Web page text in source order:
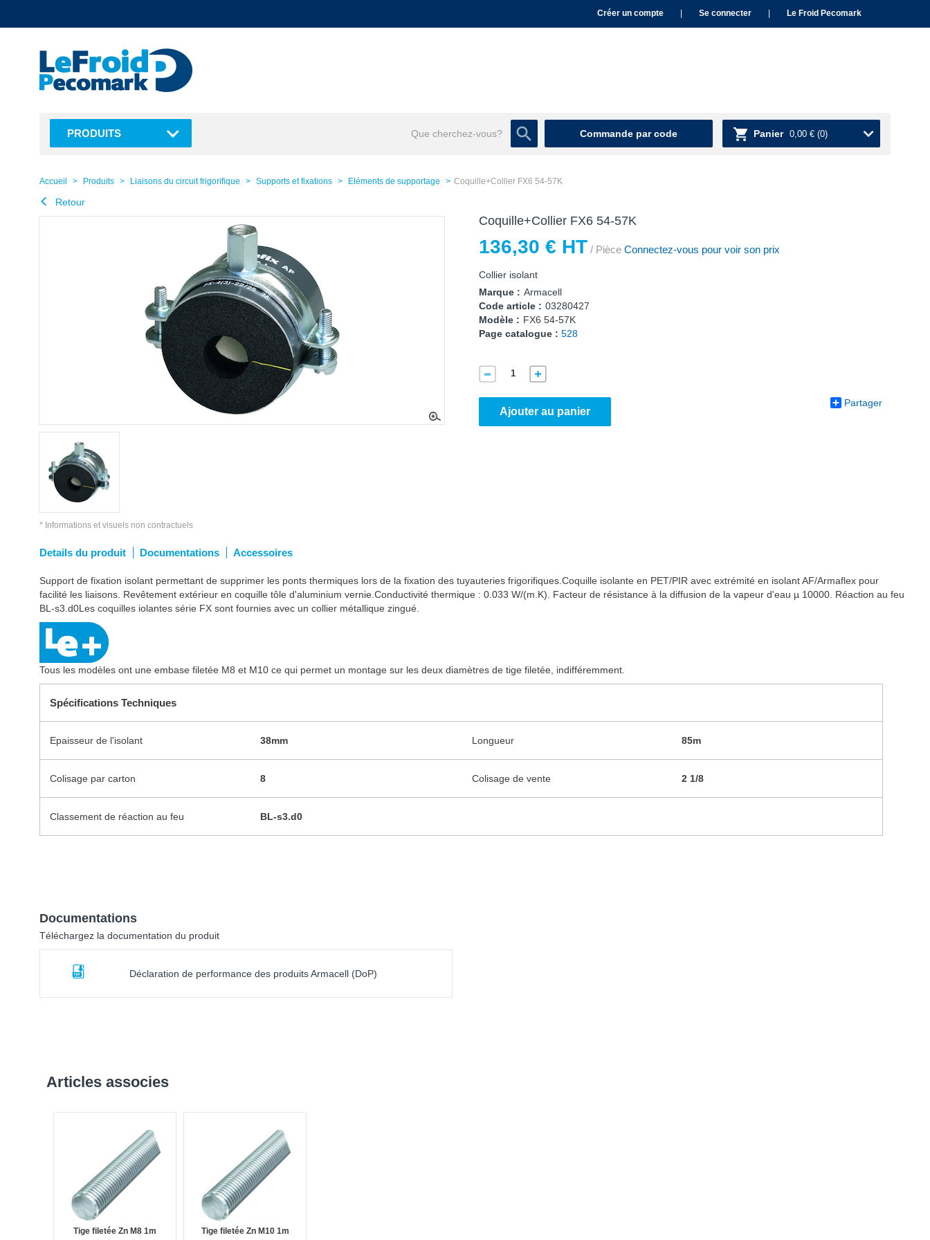
Créer un compte Se connecter Le Froid Pecomark
Commande par code Panier 0,00 € (0)
PRODUITS
Accueil Produits Liaisons du circuit frigorifique Supports et fixations Eléments de supportage Coquille+Collier FX6 54-57K
Retour
* Informations et visuels non contractuels
Details du produit Documentations Accessoires
Coquille+Collier FX6 54-57K
136,30 € HT / Pièce Connectez-vous pour voir son prix
Collier isolant
Marque : Armacell
Code article : 03280427
Modèle : FX6 54-57K
Page catalogue : 528
Ajouter au panier
Partager
Support de fixation isolant permettant de supprimer les ponts thermiques lors de la fixation des tuyauteries frigorifiques.Coquille isolante en PET/PIR avec extrémité en isolant AF/Armaflex pour
facilité les liaisons. Revêtement extérieur en coquille tôle d'aluminium vernie.Conductivité thermique : 0.033 W/(m.K). Facteur de résistance à la diffusion de la vapeur d'eau µ 10000. Réaction au feu
BL-s3.d0Les coquilles iolantes série FX sont fournies avec un collier métallique zingué.
Tous les modèles ont une embase filetée M8 et M10 ce qui permet un montage sur les deux diamètres de tige filetée, indifféremment.
Spécifications Techniques
Epaisseur de l'isolant 38mm Longueur 85m
Colisage par carton 8 Colisage de vente 2 1/8
Classement de réaction au feu BL-s3.d0
Documentations
Téléchargez la documentation du produit
Déclaration de performance des produits Armacell (DoP)
Articles associes
Tige filetée Zn M8 1m Tige filetée Zn M10 1m